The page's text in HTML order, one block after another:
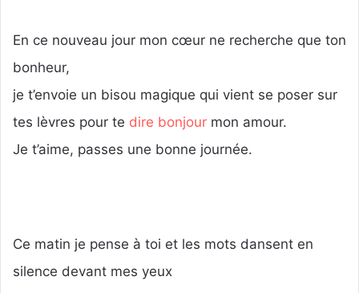
En ce nouveau jour mon cœur ne recherche que ton
bonheur,
je t’envoie un bisou magique qui vient se poser sur
tes lèvres pour te dire bonjour mon amour.
Je t’aime, passes une bonne journée.
Ce matin je pense à toi et les mots dansent en
silence devant mes yeux